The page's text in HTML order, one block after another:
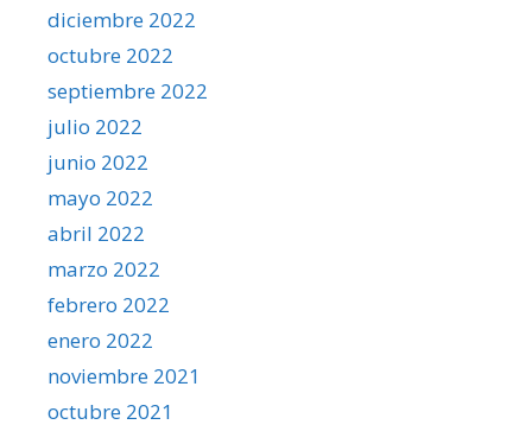
diciembre 2022
octubre 2022
septiembre 2022
julio 2022
junio 2022
mayo 2022
abril 2022
marzo 2022
febrero 2022
enero 2022
noviembre 2021
octubre 2021